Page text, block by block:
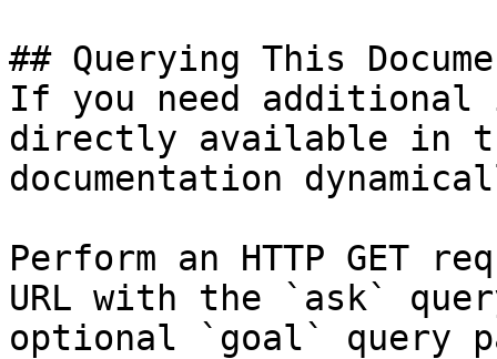
## Querying This
If you need
directly available in
documentation
Perform an HTTP GET
URL with the `ask`
optional `goal` query